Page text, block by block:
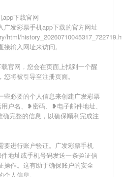
下载官网
广发彩票手机app下载的官方网址
html/
输入网址来访问。
官网，您会在页面上找到一个醒
将被引导至注册页面。
些必要的个人信息来创建广发彩票
户名、❥密码、❥电子邮件地址、
完整的信息，以确保顺利完成注
要进行账户验证。广发彩票手机
地址或手机号码发送一条验证信
操作。这有助于确保账户的安全
人信息。